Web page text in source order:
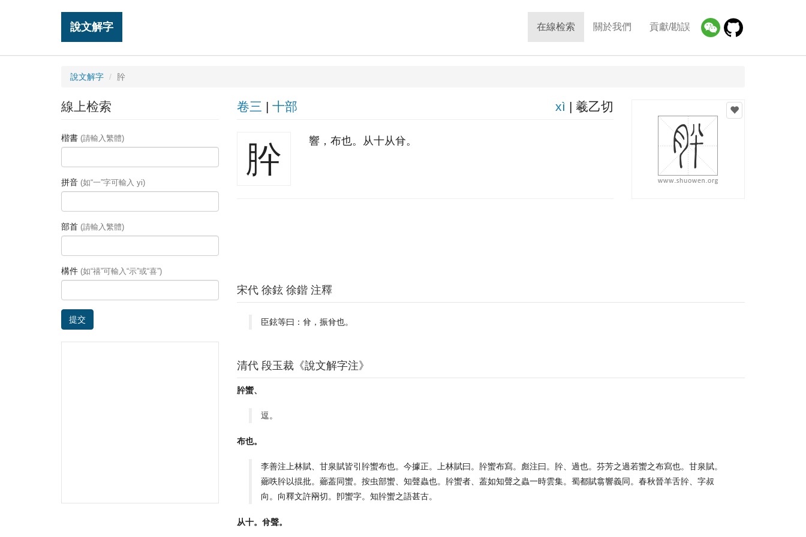
說文解字 在線检索 關於我們 貢獻/勘誤
說文解字 肸
卷三 | 十部 xì | 羲乙切
肸 響，布也。从十从䏌。
宋代 徐鉉 徐鍇 注釋
臣鉉等曰：䏌，振䏌也。
清代 段玉裁《說文解字注》
肸蠁、
逗。
布也。
李善注上林賦、甘泉賦皆引肸蠁布也。今據正。上林賦曰。肸蠁布寫。彪注曰。肸、過也。芬芳之過若蠁之布寫也。甘泉賦。
薌呹肸以掍批。薌葢同蠁。按虫部蠁、知聲蟲也。肸蠁者、葢如知聲之蟲一時雲集。蜀都賦翕響義同。春秋晉羊舌肸、字叔
向。向釋文許㒳切。卽蠁字。知肸蠁之語甚古。
从十。䏌聲。
線上检索
楷書 (請輸入繁體)
拼音 (如“一”字可輸入 yi)
部首 (請輸入繁體)
構件 (如“禧”可輸入“示”或“喜”)
提交